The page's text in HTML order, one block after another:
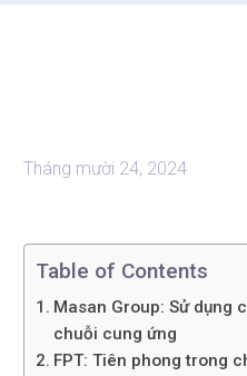
Tháng mười 24, 2024
Table of Contents
Masan Group: Sử dụng
chuỗi cung ứng
FPT: Tiên phong trong